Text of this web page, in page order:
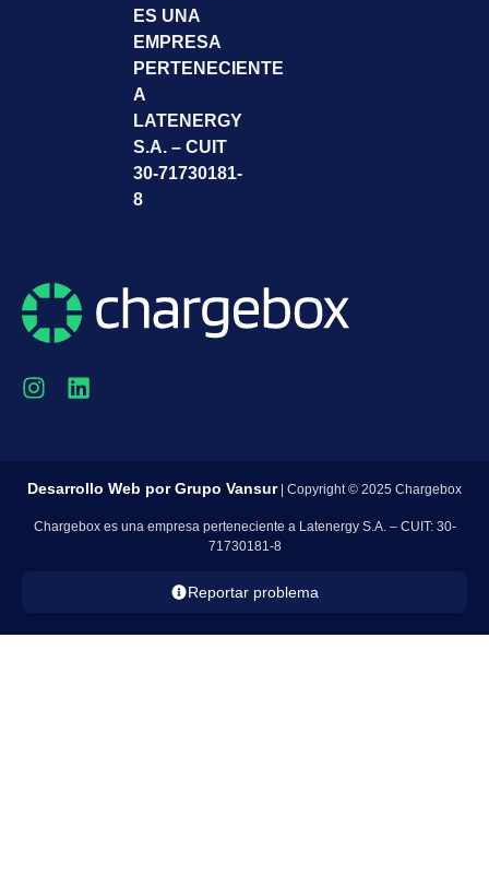
ES UNA
EMPRESA
PERTENECIENTE
A
LATENERGY
S.A. – CUIT
30-71730181-
8
Desarrollo Web porGrupo Vansur| Copyright © 2025 Chargebox
Chargebox es una empresa perteneciente a Latenergy S.A. – CUIT: 30-
71730181-8
Reportar problema